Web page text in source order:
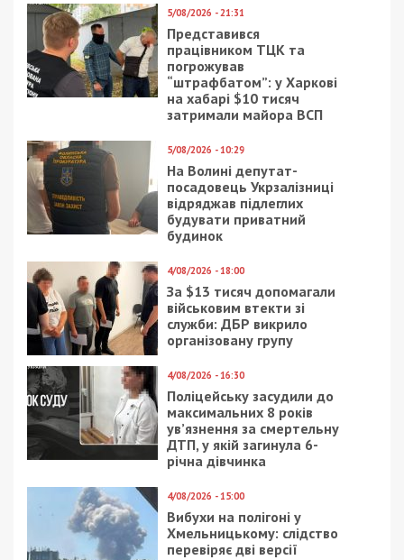
5/08/2026 - 21:31
Представився
працівником ТЦК та
погрожував
“штрафбатом”: у Харкові
на хабарі $10 тисяч
затримали майора ВСП
5/08/2026 - 10:29
На Волині депутат-
посадовець Укрзалізниці
відряджав підлеглих
будувати приватний
будинок
4/08/2026 - 18:00
За $13 тисяч допомагали
військовим втекти зі
служби: ДБР викрило
організовану групу
4/08/2026 - 16:30
Поліцейську засудили до
максимальних 8 років
ув’язнення за смертельну
ДТП, у якій загинула 6-
річна дівчинка
4/08/2026 - 15:00
Вибухи на полігоні у
Хмельницькому: слідство
перевіряє дві версії